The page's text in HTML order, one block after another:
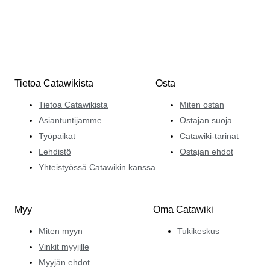
Tietoa Catawikista
Tietoa Catawikista
Asiantuntijamme
Työpaikat
Lehdistö
Yhteistyössä Catawikin kanssa
Osta
Miten ostan
Ostajan suoja
Catawiki-tarinat
Ostajan ehdot
Myy
Miten myyn
Vinkit myyjille
Myyjän ehdot
Oma Catawiki
Tukikeskus